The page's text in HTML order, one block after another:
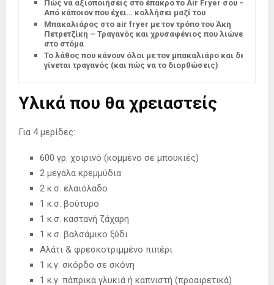
Πώς να αξιοποιήσεις στο έπακρο το Air Fryer σου –
Από κάποιον που έχει… κολλήσει μαζί του
Μπακαλιάρος στο air fryer με τον τρόπο του Άκη
Πετρετζίκη – Τραγανός και χρυσαφένιος που λιώνει
στο στόμα
Το λάθος που κάνουν όλοι με τον μπακαλιάρο και δεν
γίνεται τραγανός (και πώς να το διορθώσεις)
Υλικά που θα χρειαστείς
Για 4 μερίδες:
600 γρ. χοιρινό (κομμένο σε μπουκιές)
2 μεγάλα κρεμμύδια
2 κ.σ. ελαιόλαδο
1 κ.σ. βούτυρο
1 κ.σ. καστανή ζάχαρη
1 κ.σ. βαλσάμικο ξύδι
Αλάτι & φρεσκοτριμμένο πιπέρι
1 κ.γ. σκόρδο σε σκόνη
1 κ.γ. πάπρικα γλυκιά ή καπνιστή (προαιρετικά)